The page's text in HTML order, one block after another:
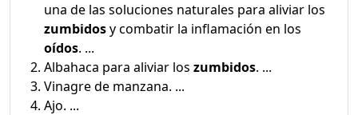
una de las soluciones naturales para aliviar los
zumbidosy combatir la inflamación en los
oídos. ...
Albahaca para aliviar los zumbidos. ...
Vinagre de manzana. ...
Ajo. ...